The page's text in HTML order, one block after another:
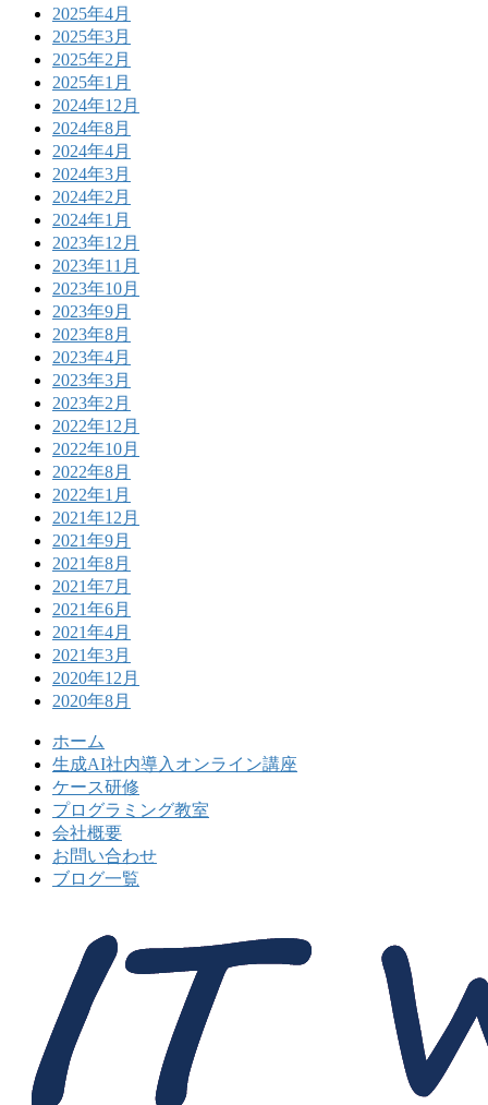
2025年4月
2025年3月
2025年2月
2025年1月
2024年12月
2024年8月
2024年4月
2024年3月
2024年2月
2024年1月
2023年12月
2023年11月
2023年10月
2023年9月
2023年8月
2023年4月
2023年3月
2023年2月
2022年12月
2022年10月
2022年8月
2022年1月
2021年12月
2021年9月
2021年8月
2021年7月
2021年6月
2021年4月
2021年3月
2020年12月
2020年8月
ホーム
生成AI社内導入オンライン講座
ケース研修
プログラミング教室
会社概要
お問い合わせ
ブログ一覧